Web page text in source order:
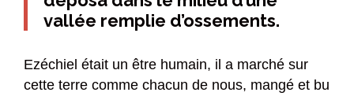
vallée remplie d’ossements.
Ezéchiel était un être humain, il a marché sur
cette terre comme chacun de nous, mangé et bu